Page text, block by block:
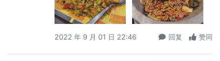
2022 年 9 月 01 日 22:46 回复 赞同